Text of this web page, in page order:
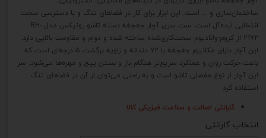
ساختمان‌سازی و ... است. این ابزار برای کار در فضاهای تنگ و با دسترسی سخت
انتخابی ایده‌آل است. ست سری آچار جغجغه دسته تاشو رونیکس مدل RH-
2172 از کروم-وانادیوم سخت‌کاری‌شده ساخته شده و دوام و مقاومت بالایی دارد.
این آچار دارای مکانیزم جغجغه با 72 دندانه و زاویه برگشت 5 درجه‌ای است که
باعث حرکت روان و عملکرد سریع‌تر هنگام باز و بستن پیچ و مهره‌ها می‌شود. سر
این آچار از نوع مفصلی تاشو است و به راحتی می‌توان از آن در فضاهای تنگ
استفاده کرد
گارانتی اصالت و سلامت فیزیکی کالا
انتخاب گارانتی